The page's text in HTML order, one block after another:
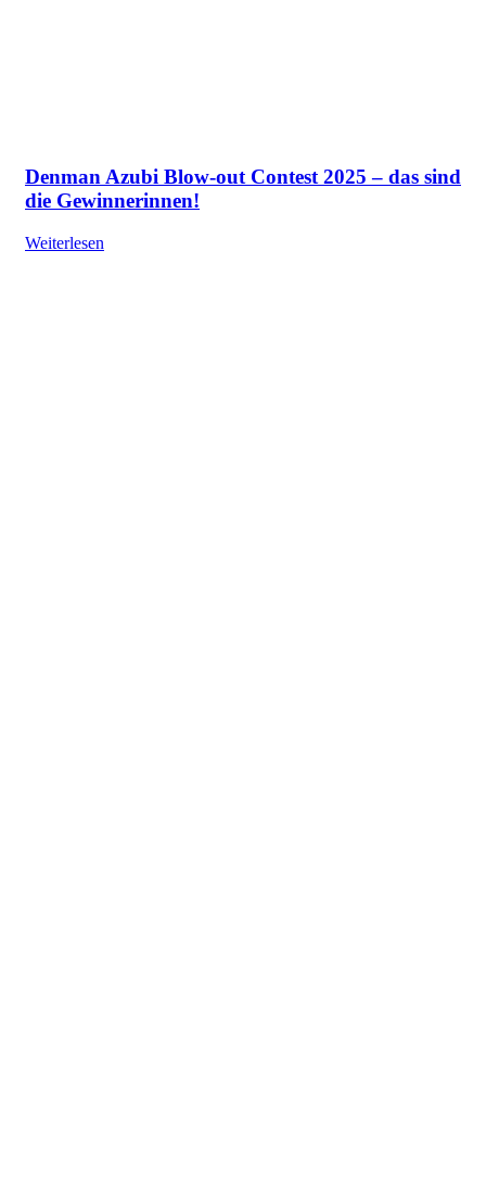
Denman Azubi Blow-out Contest 2025 – das sind
die Gewinnerinnen!
Weiterlesen